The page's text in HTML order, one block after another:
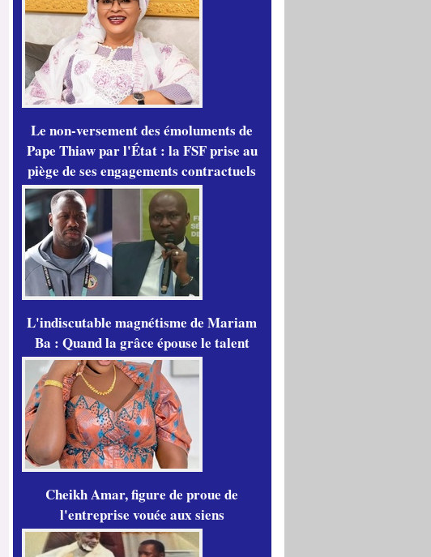
Le non-versement des émoluments de
Pape Thiaw par l'État : la FSF prise au
piège de ses engagements contractuels
L'indiscutable magnétisme de Mariam
Ba : Quand la grâce épouse le talent
Cheikh Amar, figure de proue de
l'entreprise vouée aux siens